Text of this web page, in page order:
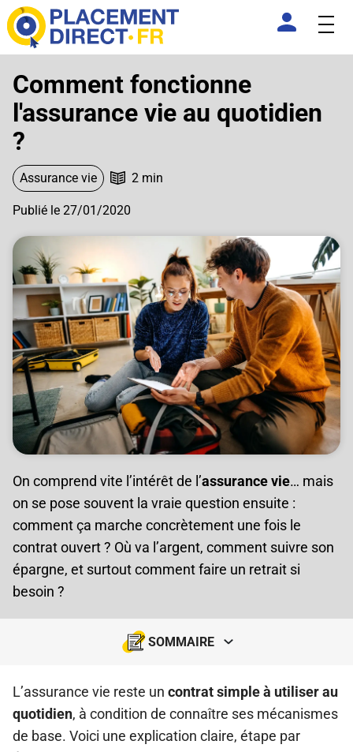
Comment fonctionne
l'assurance vie au quotidien
?
Assurance vie 2 min
Publié le 27/01/2020
On comprend vite l’intérêt de l’assurance vie… mais
on se pose souvent la vraie question ensuite :
comment ça marche concrètement une fois le
contrat ouvert ? Où va l’argent, comment suivre son
épargne, et surtout comment faire un retrait si
besoin ?
SOMMAIRE
L’assurance vie reste un contrat simple à utiliser au
quotidien, à condition de connaître ses mécanismes
de base. Voici une explication claire, étape par